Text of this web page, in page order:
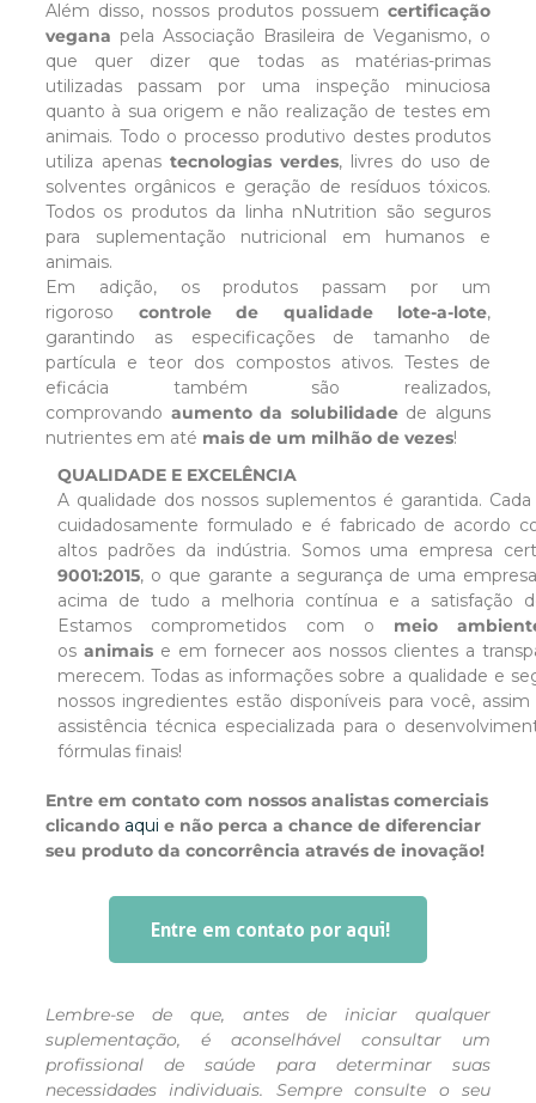
Além disso, nossos produtos possuem certificação
vegana pela Associação Brasileira de Veganismo, o
que quer dizer que todas as matérias-primas
utilizadas passam por uma inspeção minuciosa
quanto à sua origem e não realização de testes em
animais. Todo o processo produtivo destes produtos
utiliza apenas tecnologias verdes, livres do uso de
solventes orgânicos e geração de resíduos tóxicos.
Todos os produtos da linha nNutrition são seguros
para suplementação nutricional em humanos e
animais.
Em adição, os produtos passam por um
rigoroso controle de qualidade lote-a-lote,
garantindo as especificações de tamanho de
partícula e teor dos compostos ativos. Testes de
eficácia também são realizados,
comprovando aumento da solubilidadede alguns
nutrientes em até mais de um milhão de vezes!
QUALIDADE E EXCELÊNCIA
A qualidade dos nossos suplementos é garantida.
cuidadosamente formulado e é fabricado de acordo
altos padrões da indústria. Somos uma empresa
9001:2015, o que garante a segurança de uma
acima de tudo a melhoria contínua e a satisfação
Estamos comprometidos com o meio
os animais e em fornecer aos nossos clientes a
merecem. Todas as informações sobre a qualidade e
nossos ingredientes estão disponíveis para você,
assistência técnica especializada para o
fórmulas finais!
Entre em contato com nossos analistas comerciais
clicando aqui e não perca a chance de diferenciar
seu produto da concorrência através de inovação!
Entre em contato por aqui!
Lembre-se de que, antes de iniciar qualquer
suplementação, é aconselhável consultar um
profissional de saúde para determinar suas
necessidades individuais. Sempre consulte o seu